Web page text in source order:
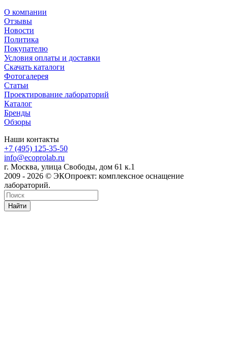
О компании
Отзывы
Новости
Политика
Покупателю
Условия оплаты и доставки
Скачать каталоги
Фотогалерея
Статьи
Проектирование лабораторий
Каталог
Бренды
Обзоры
Наши контакты
+7 (495) 125-35-50
info@ecoprolab.ru
г. Москва, улица Свободы, дом 61 к.1
2009 - 2026 © ЭКОпроект: комплексное оснащение
лабораторий.
Найти